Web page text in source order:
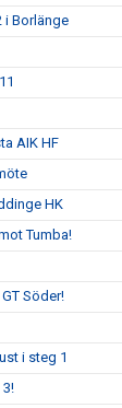
i Borlänge
AIK HF
HK
Tumba!
Söder!
i steg 1